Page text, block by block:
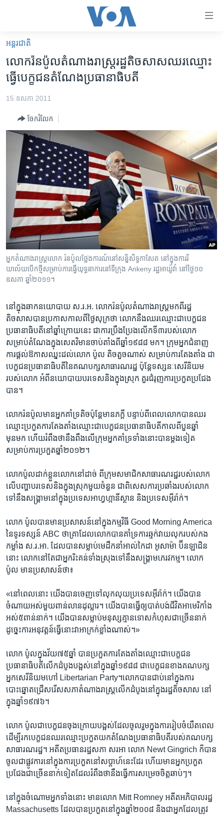
គេហទំព័រ​
ទាក់ទង
រំលង​
និង​
ព័ត៌មាន​​
រចនា
សម្ព័ន្ធ​
រំលង​
និង​
ចូល​
ទៅ​
ទំព័រ​
ស្វែង​
រក
អន្តរជាតិ
ហេឡូវីអូអេ
កម្ពុជាច្នៃប្រតិដ្ឋ
ព្រឹត្តិការណ៍ព័ត៌មាន
ទូរទស្សន៍ / វីដេអូ​
វិទ្យុ / ផតខាសថ៍
កម្មវិធីទាំងអស់
Khmer English
បណ្តាញ​សង្គម
ភាសា
អន្តរជាតិ
លោក​រ៉នប៉ូលតំណាងរាស្ត្រ​រដ្ឋ​តិចសាស​ឈរ​ឈ្មោះ​
ធ្វើ​បេក្ខជន​តំណែង​ប្រធានាធិបតី
15 ឧសភា 2011
ចែករំលែក
អ្នកតំណាង​រាស្ដ្រ​លោក​​ រ៉នប៉ូល​ថ្លែង​ការណ៍​នៅ​សន្និសិទ្ធ​កាសែត​ នៅ​ក្នុង​ការរិ​
យាល័យបើក​​​ថ្មី​សម្រាប់​ការ​ធ្វើ​យុទ្ធនាការនៅទីក្រុង ​​Ankeny រដ្ឋ​អាយ៉ូវ៉ា​​ នៅ​ថ្ងៃ​១០​
ឧសភា​ ឆ្នាំ​២០១១​។
នៅ​ក្នុង​ឆាក​នយោបាយ​ ស.រ.អ. លោករ៉នប៉ូលតំណាងរាស្ត្រ​មក​ពី​រដ្ឋ​
តិចសាស​បាន​ប្រកាស​កាលពី​ថ្ងៃ​សុក្រ​ថា​ លោក​នឹង​ឈរឈ្មោះ​ជា​បេក្ខជន​
ប្រធានាធិបតី​នៅ​ឆ្នាំ​ក្រោយ​នេះ​ ជា​ការ​ប្រឹងប្រែង​លើក​ទី៣​របស់​លោក​
សម្រាប់​តំណែង​ក្នុង​សេតវិមាន​ចាប់តាំង​ពី​ឆ្នាំ​១៩៨៨​ មក។​ ក្រុម​អ្នក​ជំនាញ
ការ​ផ្តល់​ឱកាស​ឈ្នះ​ដល់​លោក​ ប៉ូល​ តិចតួច​ណាស់​ សម្រាប់​ការ​តែងតាំង​ ជា​
បេក្ខជន​ប្រធានាធិបតី​នៃ​គណបក្ស​សាធារណរដ្ឋ​ ប៉ុន្តែ​ទស្សនៈ​សេរីនិយម​
របស់​លោក​ អំពី​នយោបាយ​បរទេស​និង​ក្នុង​ស្រុក​ គួរជំរុញ​ការ​ប្រកួត​ប្រជែង​
បាន។
លោករ៉នប៉ូល​មាន​អ្នកគាំទ្រ​តិច​ប៉ុន្តែ​មានភក្តី​ បន្ទាប់​ពីពេល​លោក​បាន​ឈរ​
ឈ្មោះ​ប្រកួត​ការ​តែងតាំង​ឈ្មោះ​ជា​បេក្ខជន​ប្រធានាធិបតី​កាលពី​បួនឆ្នាំ​
មុនមក​ ហើយ​រំពឹងថា​នឹង​ពឹងលើក្រុម​អ្នកគាំទ្រ​ទាំងនោះ​បាន​ម្តងទៀត​
សម្រាប់​ការប្រកួត​ឆ្នាំ​២០១២។
លោក​ប៉ូល​ដាក់​ខ្លួនលោក​នៅដាច់​ ពី​ក្រុម​សមាជិក​សាធារណរដ្ឋ​របស់​លោក​
លើ​បញ្ហា​បរទេស​និង​ក្នុង​ស្រុក​មួយ​ចំនួន​ ជាពិសេស​ការប្រឆាំង​របស់​លោក​
ទៅនឹង​សង្គ្រាម​នៅក្នុង​ប្រទេស​អាហ្វហ្កានីស្ថាន​ និង​ប្រទេស​អ៊ីរ៉ាក់។
លោក​ ប៉ូល​បាន​មាន​ប្រសាសន៍​នៅក្នុង​កម្មវិធី​ Good Morning America​
នៃ​ទូរទស្សន៍ ​ABC​ ថា​គ្រាដែល​លោក​បាន​គាំទ្រ​ការឆ្មក់វាយលុក​របស់​កង
កម្លាំង​ ស.រ.អា​. ដែល​បាន​សម្លាប់​មេដឹកនាំ​អាល់កៃដា​ អូសាម៉ា​ ប៊ីនឡាដិន​
នោះ​ លោក​នៅតែ​ជា​អ្នករិះគន់​ទាំងស្រុង​ទៅនឹង​សង្គ្រាម​ភេរវកម្ម។ ​លោក​
ប៉ូល​ មាន​ប្រសាសន៍​ថា៖
«នៅពេល​នោះ​ យើង​បានចេញ​ទៅ​លុកលុយ​ប្រទេស​អ៊ីរ៉ាក់។​ យើង​បាន​
ចំណាយ​អស់​មួយ​ពាន់​លាន​ដុល្លារ។​ យើង​បាន​ធ្វើឲ្យ​បាត់បង់​ជីវិត​អាមេរិកាំង​
អស់​៥ពាន់​នាក់។​ យើង​បាន​សម្លាប់​មនុស្ស​គ្មានទោស​កំហុស​ជាច្រើន​នាក់​
ដូច្នេះ​ការអនុវត្តន៍​ធ្វើ​នោះ​វាអាក្រក់​ខ្លាំង​ណាស់។»
លោក​ ប៉ូល​ក្នុងវ័យ​៧៥ឆ្នាំ​ បាន​ប្រកួត​ការតែងតាំង​ឈ្មោះ​ជាបេក្ខជន​
ប្រធានាធិបតី​លើកដំបូង​បង្អស់​នៅក្នុង​ឆ្នាំ​១៩៨៨​ ជា​បេក្ខជន​ខាង​គណបក្ស​
អ្នកសេរីនិយម​ហៅ​ Libertarian Party។​លោក​បាន​ជាប់​នៅក្នុង​ការ​
បោះឆ្នោត​ជ្រើសរើស​សភា​តំណាងរាស្ត្រ​លើកដំបូង​នៅក្នុង​រដ្ឋ​តិចសាស​ នៅ
ក្នុង​ឆ្នាំ​១៩៧៦។
លោក​ ប៉ូល​ជាបេក្ខជន​ចុងក្រោយ​បង្អស់​ដែល​ចូលរួម​ក្នុងការ​រៀបចំ​យឺតពេល​
ដើម្បី​រកបេក្ខជន​ឈរ​ឈ្មោះ​ប្រកួត​យក​តំណែង​ប្រធានាធិបតី​របស់​គណបក្ស​
សាធារណរដ្ឋ។​ អតីត​ប្រធាន​រដ្ឋសភា​ សរអា​ លោក​ Newt Gingrich​ ក៏បាន​
ចូលជា​ផ្លូវការ​នៅ​ក្នុង​ការប្រកួត​នៅសប្តាហ៍​នេះដែរ​ ហើយមាន​អ្នកប្រកួត
ប្រជែង​ជាច្រើន​នាក់​ទៀត​ដែល​រំពឹង​ថានឹង​ធ្វើការ​សម្រេច​ចិត្ត​ឆាប់ៗ។
នៅក្នុង​ចំណោម​អ្នក​ទាំងនោះ​ មាន​លោក​ Mitt Romney​ អតីត​អភិបាលរដ្ឋ​
Massachusetts​ ដែលបាន​ប្រកួត​នៅក្នុង​ឆ្នាំ​២០០៨​ និង​ជាអ្នក​ដែល​ត្រូវ​